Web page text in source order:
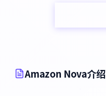
Amazon Nova介绍